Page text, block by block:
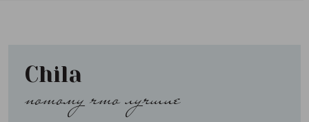
Chila
потому что лучшие